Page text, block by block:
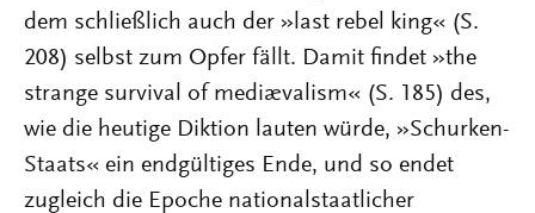
dem schließlich auch der »last rebel king« (S.
208) selbst zum Opfer fällt. Damit findet »the
strange survival of mediævalism« (S. 185) des,
wie die heutige Diktion lauten würde, »Schurken-
Staats« ein endgültiges Ende, und so endet
zugleich die Epoche nationalstaatlicher